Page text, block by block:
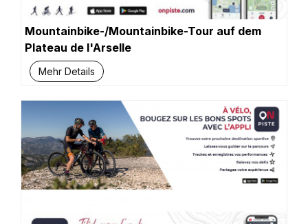
Mountainbike-/Mountainbike-Tour auf dem
Plateau de l'Arselle
Mehr Details